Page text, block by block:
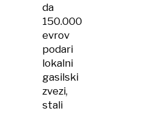
da
150.000
evrov
podari
lokalni
gasilski
zvezi,
stali